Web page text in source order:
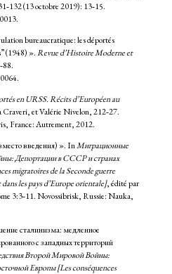
(13 octobre 2019): 13‑15.
bureaucratique: les déportés
(1948) ».Revue d’Histoire Moderne et
en URSS. Récits d’Européen au
et Valérie Nivelon, 212‑27.
France: Autrement, 2012.
введения) ». InМиграционные
Депортации в СССР и странах
migratoires de la Seconde guerre
les pays d’Europe orientale], édité par
3:3‑11. Novossibrisk, Russie: Nauka,
сталинизма: медленное
с западных территорий
Второй Мировой Войны:
Европы [Les conséquences